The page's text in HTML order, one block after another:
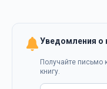
Уведомления о
Получайте письмо
книгу.